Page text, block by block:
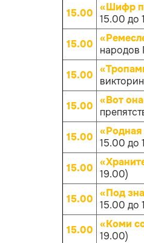
15.00 «Шифр
15.00 до
15.00
народов
15.00
15.00 «Вот
15.00 15.00 до
15.00 19.00)
15.00 «Под
15.00 до
15.00 «Коми
19.00)